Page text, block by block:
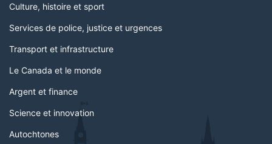
Culture, histoire et sport
Services de police, justice et urgences
Transport et infrastructure
Le Canada et le monde
Argent et finance
Science et innovation
Autochtones